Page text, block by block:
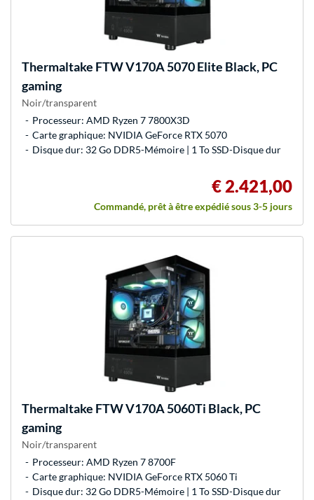
Thermaltake FTW V170A 5070 Elite Black, PC
gaming
Noir/transparent
Processeur: AMD Ryzen 7 7800X3D
Carte graphique: NVIDIA GeForce RTX 5070
Disque dur: 32 Go DDR5-Mémoire | 1 To SSD-Disque dur
€ 2.421,00
Commandé, prêt à être expédié sous 3-5 jours
Thermaltake FTW V170A 5060Ti Black, PC
gaming
Noir/transparent
Processeur: AMD Ryzen 7 8700F
Carte graphique: NVIDIA GeForce RTX 5060 Ti
Disque dur: 32 Go DDR5-Mémoire | 1 To SSD-Disque dur